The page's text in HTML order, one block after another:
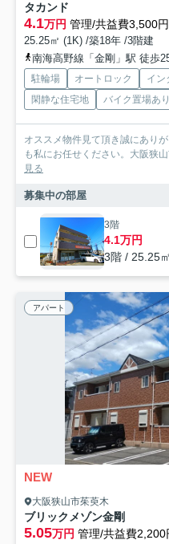
タカンド
4.1万円 管理/共益費3,500円
25.25㎡ (1K) /築18年 /3階建
南海高野線「金剛」駅 徒歩
駐輪場 オートロック イン
閑静な住宅地
バイク置場あり
オススメ物件見て頂き誠にあり
も私にお任せください。大阪狭
見る
募集中の部屋
3階
4.1万円
3階 / 25.25
アパート
NEW
大阪狭山市茱萸木
ブリックメゾン金剛
5.05万円 管理/共益費2,200